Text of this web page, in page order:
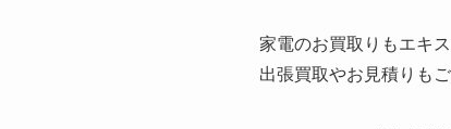
家電のお買取りもエキ
出張買取やお見積りも